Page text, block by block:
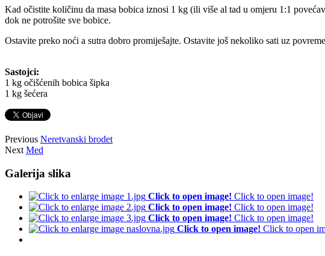
Kad očistite količinu da masa bobica iznosi 1 kg (ili više al tad u omjeru 1:1
dok ne potrošite sve bobice.
Ostavite preko noći a sutra dobro promiješajte. Ostavite još nekoliko sati uz
Sastojci:
1 kg očišćenih bobica šipka
1 kg šećera
Previous Neretvanski brodet
Next Med
Galerija slika
Click to open image! Click to open image!
Click to open image! Click to open image!
Click to open image! Click to open image!
Click to open image! Click to open